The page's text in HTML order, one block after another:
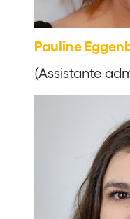
Pauline
(Assistante